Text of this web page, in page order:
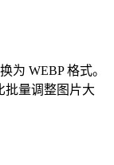
为 WEBP 格式。
批量调整图片大